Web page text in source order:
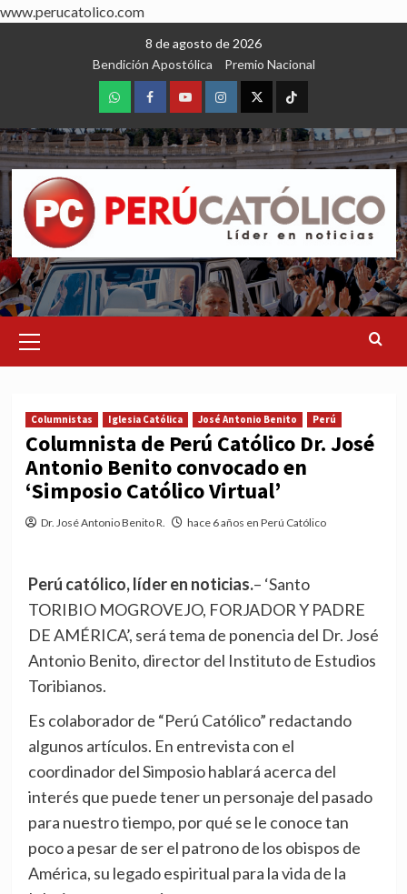
www.perucatolico.com
8 de agosto de 2026
Bendición Apostólica
Premio Nacional
WhatsAppFacebookYoutubeInstagram
X TikTok
Menu
Columnistas Iglesia Católica José Antonio Benito Perú
Columnista de Perú Católico Dr. José
Antonio Benito convocado en
‘Simposio Católico Virtual’
Dr. José Antonio Benito R. hace 6 años en Perú Católico
Perú católico, líder en noticias.– ‘Santo
TORIBIO MOGROVEJO, FORJADOR Y PADRE
DE AMÉRICA’, será tema de ponencia del Dr. José
Antonio Benito, director del Instituto de Estudios
Toribianos.
Es colaborador de “Perú Católico” redactando
algunos artículos. En entrevista con el
coordinador del Simposio hablará acerca del
interés que puede tener un personaje del pasado
para nuestro tiempo, por qué se le conoce tan
poco a pesar de ser el patrono de los obispos de
América, su legado espiritual para la vida de la